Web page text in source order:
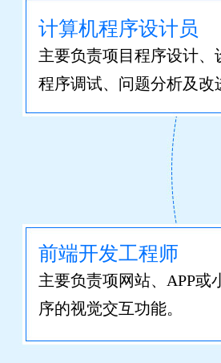
计算机程序设计员
主要负责项目程序设计、
程序调试、问题分析及改
前端开发工程师
主要负责项网站、APP或
序的视觉交互功能。